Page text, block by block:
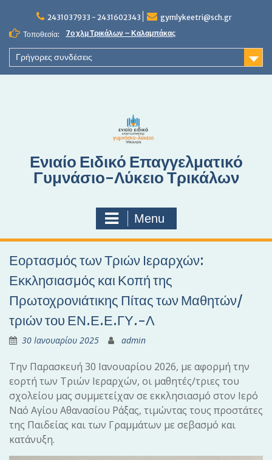
2431037933 - 2431602343
gymlykeetri@sch.gr
Τοποθεσία:
7ο χλμ Τρικάλων – Καλαμπάκας
Γρήγορες συνδέσεις
Ενιαίο Ειδικό Επαγγελματικό
Γυμνάσιο-Λύκειο Τρικάλων
Menu
Εορτασμός των Τριών Ιεραρχών:
Εκκλησιασμός και Κοπή της
Πρωτοχρονιάτικης Πίτας των Μαθητών/
τριών του ΕΝ.Ε.Ε.ΓΥ.-Λ
30 Ιανουαρίου 2025 admin
Την Παρασκευή 30 Ιανουαρίου 2026, με αφορμή την
εορτή των Τριών Ιεραρχών, οι μαθητές/τριες του
σχολείου μας συμμετείχαν σε εκκλησιασμό στον Ιερό
Ναό Αγίου Αθανασίου Ράξας, τιμώντας τους προστάτες
της Παιδείας και των Γραμμάτων με σεβασμό και
κατάνυξη.